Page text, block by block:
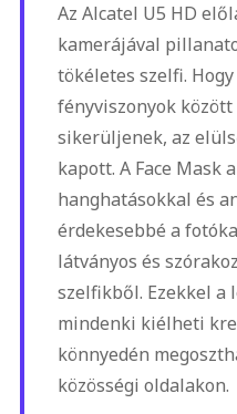
Az Alcatel U5 HD
kamerájával
tökéletes szelfi.
fényviszonyok
sikerüljenek, az
kapott. A Face Mask
hanghatásokkal és
érdekesebbé a
látványos és
szelfikből. Ezekkel a
mindenki kiélheti
könnyedén
közösségi oldalakon.